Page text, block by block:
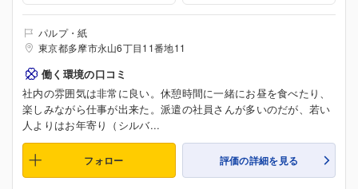
パルプ・紙
東京都多摩市永山6丁目11番地11
働く環境の口コミ
社内の雰囲気は非常に良い。休憩時間に一緒にお昼を食べたり、
楽しみながら仕事が出来た。派遣の社員さんが多いのだが、若い
人よりはお年寄り（シルバ...
フォロー 評価の詳細を見る